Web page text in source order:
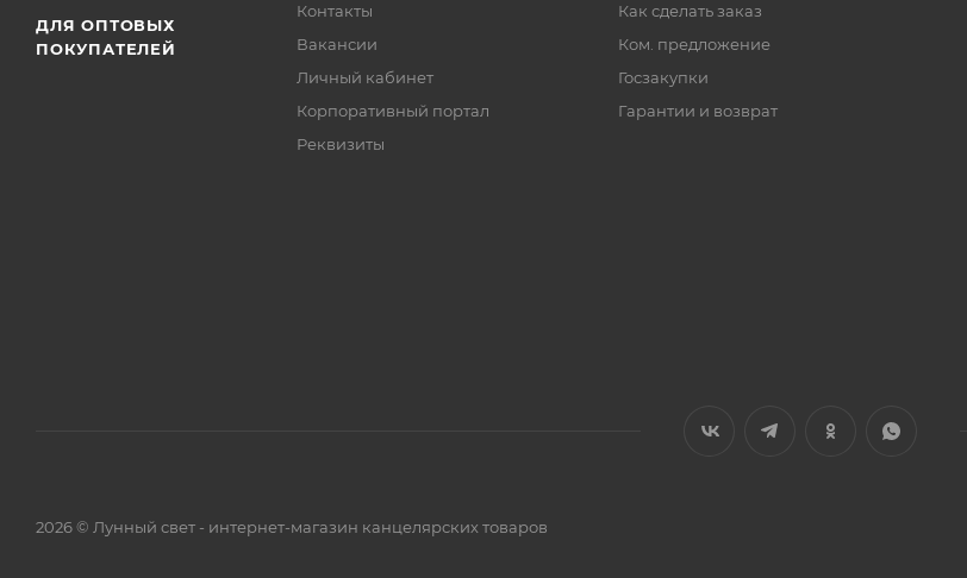
ДЛЯ ОПТОВЫХ
ПОКУПАТЕЛЕЙ
Контакты
Вакансии
Личный кабинет
Корпоративный портал
Реквизиты
Как сделать заказ
Ком. предложение
Госзакупки
Гарантии и возврат
2026 © Лунный свет - интернет-магазин канцелярских товаров